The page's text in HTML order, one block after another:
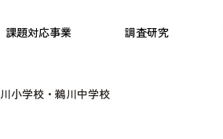
課題対応事業 調査研究
プログラム こども研究所
小学校・鵜川中学校